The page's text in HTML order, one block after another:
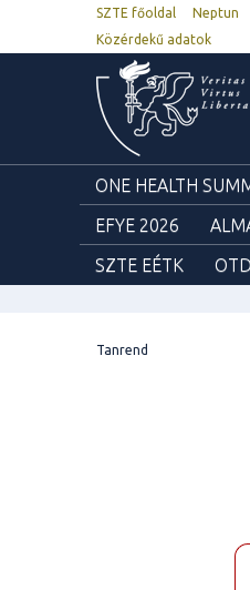
SZTE főoldal Neptun
Közérdekű adatok
ONE HEALTH
EFYE 2026
SZTE EÉTK
Tanrend